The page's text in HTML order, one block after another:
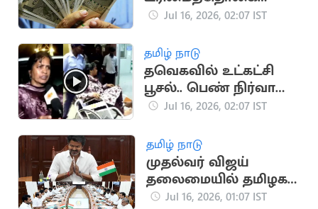
ரூ.2500.. அடுத்த மாதம்
Jul 16, 2026, 02:07 IST
தமிழ் நாடு
தவெகவில் உட்கட்சி
பூசல்.. பெண் நிர்வாகி
ஆடை கிழிப்பு
Jul 16, 2026, 02:07 IST
தமிழ் நாடு
முதல்வர் விஜய்
தலைமையில் தமிழக
அமைச்சரவை இன்று
Jul 16, 2026, 01:07 IST